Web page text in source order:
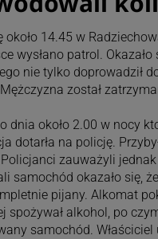
około 14.45 w
wysłano patrol.
nie tylko doprowadził
został
dnia około 2.00 w nocy
dotarła na policję.
zauważyli
samochód okazało się,
pijany. Alkomat
spożywał alkohol, po
samochód.